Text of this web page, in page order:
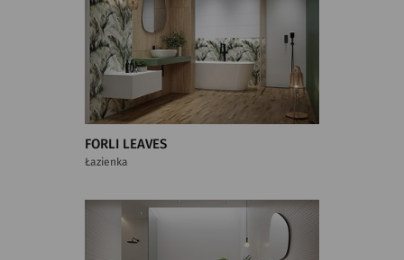
FORLI LEAVES
Łazienka